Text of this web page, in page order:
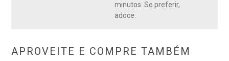
minutos. Se preferir,
adoce.
APROVEITE E COMPRE TAMBÉM